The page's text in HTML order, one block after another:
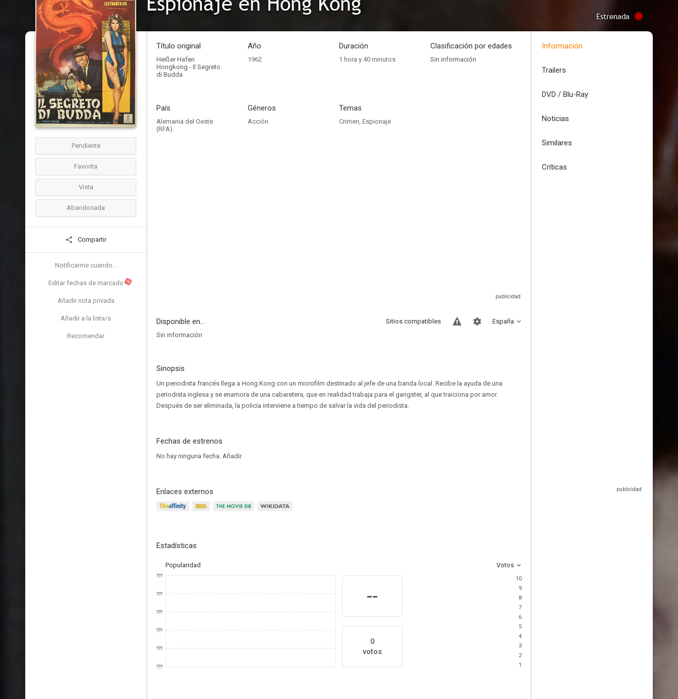
Estrenada
Pendiente
Favorita
Vista
Abandonada
Compartir
Notificarme cuando...
Editar fechas de marcado N
Añadir nota privada
Añadir a la lista/s
Recomendar
Título original
Heißer Hafen
Hongkong - Il Segreto
di Budda
Año
1962
Duración
1 hora y 40 minutos
Clasificación por edades
Sin información
País
Alemania del Oeste
(RFA)
Géneros
Acción
Temas
Crimen, Espionaje
Disponible en... España
Sitios compatibles
Sin información
Sinopsis
Un periodista francés llega a Hong Kong con un microfilm destinado al jefe de una banda local. Recibe la ayuda de una
periodista inglesa y se enamora de una cabaretera, que en realidad trabaja para el gangster, al que traiciona por amor.
Después de ser eliminada, la policía interviene a tiempo de salvar la vida del periodista.
Fechas de estrenos
No hay ninguna fecha. Añadir
Enlaces externos
Estadísticas
Popularidad Votos
???
???
???
???
???
???
--
0
votos
10
9
8
7
6
5
4
3
2
1
Información
Trailers
DVD / Blu-Ray
Noticias
Similares
Críticas